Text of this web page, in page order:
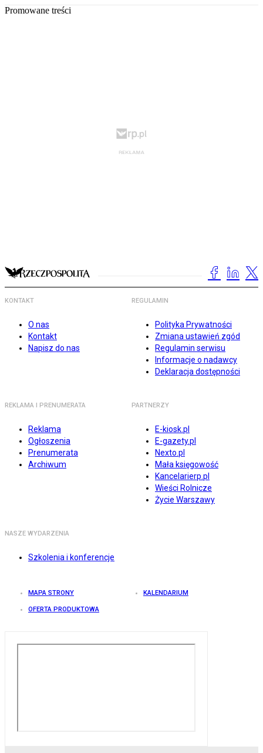
Promowane treści
KONTAKT
O nas
Kontakt
Napisz do nas
REGULAMIN
Polityka Prywatności
Zmiana ustawień zgód
Regulamin serwisu
Informacje o nadawcy
Deklaracja dostępności
REKLAMA I PRENUMERATA
Reklama
Ogłoszenia
Prenumerata
Archiwum
PARTNERZY
E-kiosk.pl
E-gazety.pl
Nexto.pl
Mała księgowość
Kancelarierp.pl
Wieści Rolnicze
Życie Warszawy
NASZE WYDARZENIA
Szkolenia i konferencje
MAPA STRONY KALENDARIUM
OFERTA PRODUKTOWA